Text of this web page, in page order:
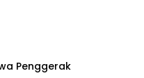
Penggerak